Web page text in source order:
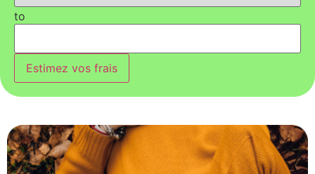
to
Estimez vos frais